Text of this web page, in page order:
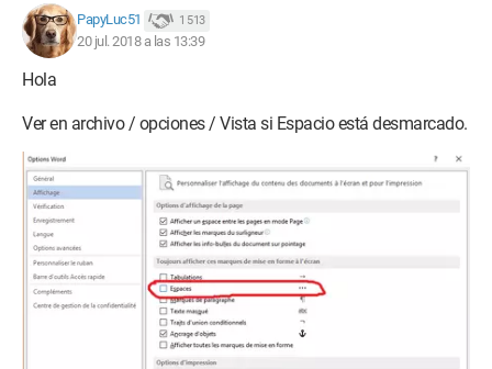
PapyLuc51 1 513
20 jul. 2018 a las 13:39
Hola
Ver en archivo / opciones / Vista si Espacio está desmarcado.